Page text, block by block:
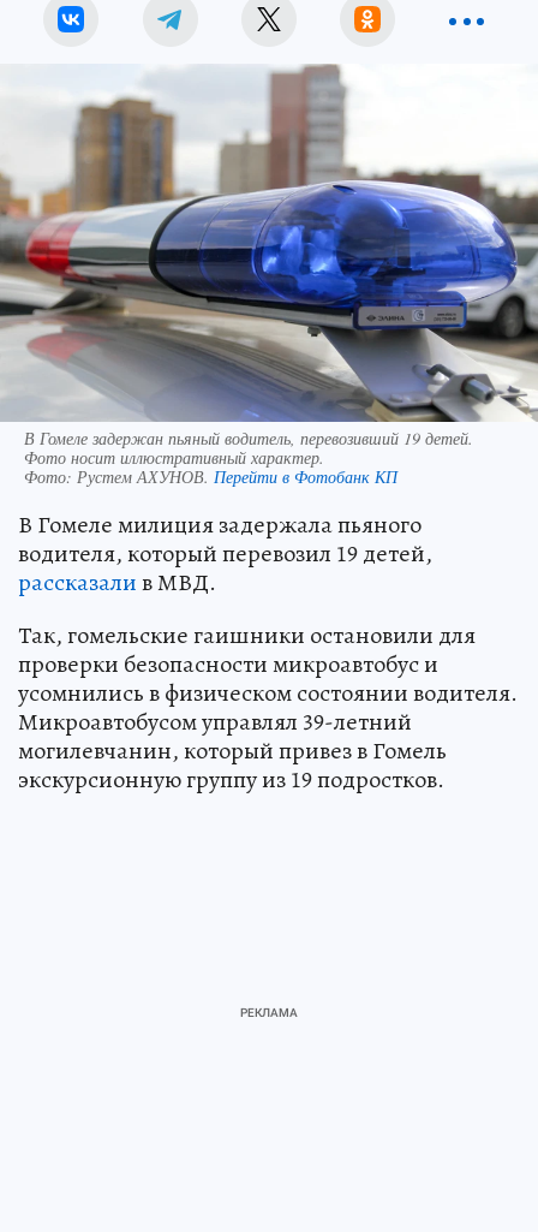
В Гомеле задержан пьяный водитель, перевозивший 19 детей.
Фото носит иллюстративный характер.
Фото: Рустем АХУНОВ. Перейти в Фотобанк КП
В Гомеле милиция задержала пьяного
водителя, который перевозил 19 детей,
рассказалив МВД.
Так, гомельские гаишники остановили для
проверки безопасности микроавтобус и
усомнились в физическом состоянии водителя.
Микроавтобусом управлял 39-летний
могилевчанин, который привез в Гомель
экскурсионную группу из 19 подростков.